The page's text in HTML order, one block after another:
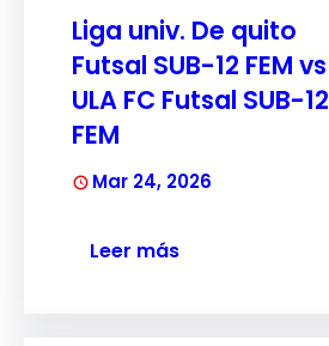
Liga univ. De quito
Futsal SUB-12 FEM vs
ULA FC Futsal SUB-12
FEM
Mar 24, 2026
Leer más